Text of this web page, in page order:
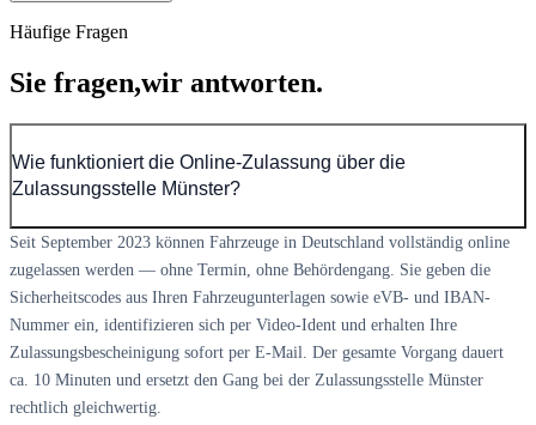
Häufige Fragen
Sie fragen,wir antworten.
Wie funktioniert die Online-Zulassung über die
Zulassungsstelle Münster?
Seit September 2023 können Fahrzeuge in Deutschland vollständig online
zugelassen werden — ohne Termin, ohne Behördengang. Sie geben die
Sicherheitscodes aus Ihren Fahrzeugunterlagen sowie eVB- und IBAN-
Nummer ein, identifizieren sich per Video-Ident und erhalten Ihre
Zulassungsbescheinigung sofort per E-Mail. Der gesamte Vorgang dauert
ca. 10 Minuten und ersetzt den Gang bei der Zulassungsstelle Münster
rechtlich gleichwertig.